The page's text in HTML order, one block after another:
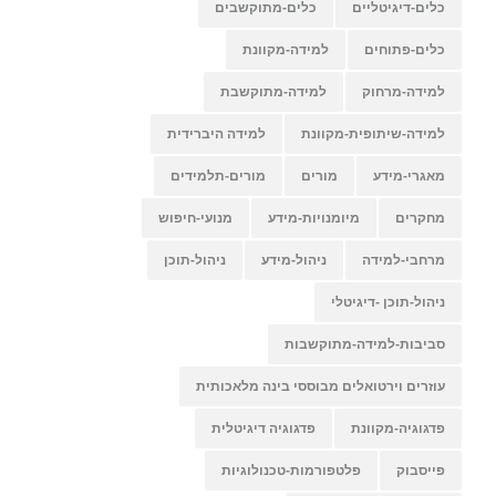
כלים-דיגיטליים כלים-מתוקשבים
כלים-פתוחים למידה-מקוונת
למידה-מרחוק למידה-מתוקשבת
למידה-שיתופית-מקוונת למידה היברידית
מאגרי-מידע מורים מורים-תלמידים
מחקרים מיומנויות-מידע מנועי-חיפוש
מרחבי-למידה ניהול-מידע ניהול-תוכן
ניהול-תוכן -דיגיטלי
סביבות-למידה-מתוקשבות
עוזרים וירטואלים מבוססי בינה מלאכותית
פדגוגיה-מקוונת פדגוגיה דיגיטלית
פייסבוק פלטפורמות-טכנולוגיות